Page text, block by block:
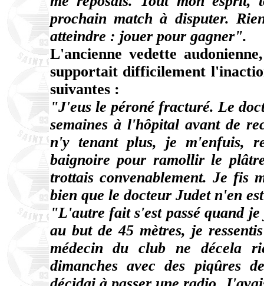
prochain match à disputer.
atteindre : jouer pour gagner".
L'ancienne vedette
supportait difficilement
suivantes :
"J'eus le péroné fracturé. Le
semaines à l'hôpital avant de
n'y tenant plus, je m'enfuis,
baignoire pour ramollir le
trottais convenablement. Je fis
bien que le docteur Judet n'en
"L'autre fait s'est passé quand
au but de 45 mètres, je
médecin du club ne décela
dimanches avec des piqûres